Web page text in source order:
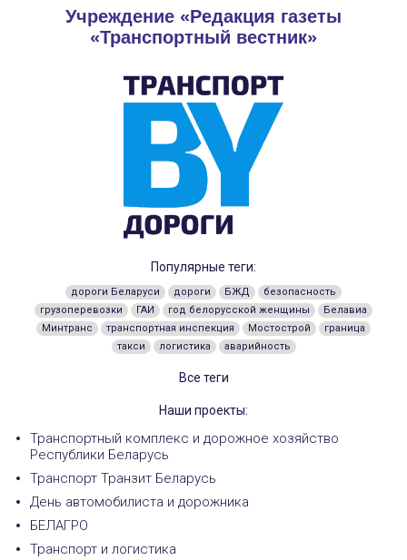
Учреждение «Редакция газеты
«Транспортный вестник»
Популярные теги:
дороги Беларуси дороги БЖД
безопасность
грузоперевозки
ГАИ год белорусской женщины
Белавиа
Минтранс
транспортная инспекция Мостострой
граница
такси
логистика аварийность
Все теги
Наши проекты:
Транспортный комплекс и дорожное хозяйство
Республики Беларусь
Транспорт Транзит Беларусь
День автомобилиста и дорожника
БЕЛАГРО
Транспорт и логистика